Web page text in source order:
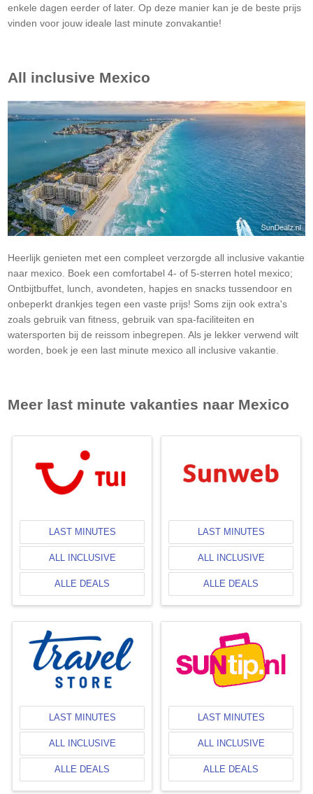
enkele dagen eerder of later. Op deze manier kan je de beste prijs
vinden voor jouw ideale last minute zonvakantie!
All inclusive Mexico
Heerlijk genieten met een compleet verzorgde all inclusive vakantie
naar mexico. Boek een comfortabel 4- of 5-sterren hotel mexico;
Ontbijtbuffet, lunch, avondeten, hapjes en snacks tussendoor en
onbeperkt drankjes tegen een vaste prijs! Soms zijn ook extra's
zoals gebruik van fitness, gebruik van spa-faciliteiten en
watersporten bij de reissom inbegrepen. Als je lekker verwend wilt
worden, boek je een last minute mexico all inclusive vakantie.
Meer last minute vakanties naar Mexico
LAST MINUTES
ALL INCLUSIVE
ALLE DEALS
LAST MINUTES
ALL INCLUSIVE
ALLE DEALS
LAST MINUTES
ALL INCLUSIVE
ALLE DEALS
LAST MINUTES
ALL INCLUSIVE
ALLE DEALS